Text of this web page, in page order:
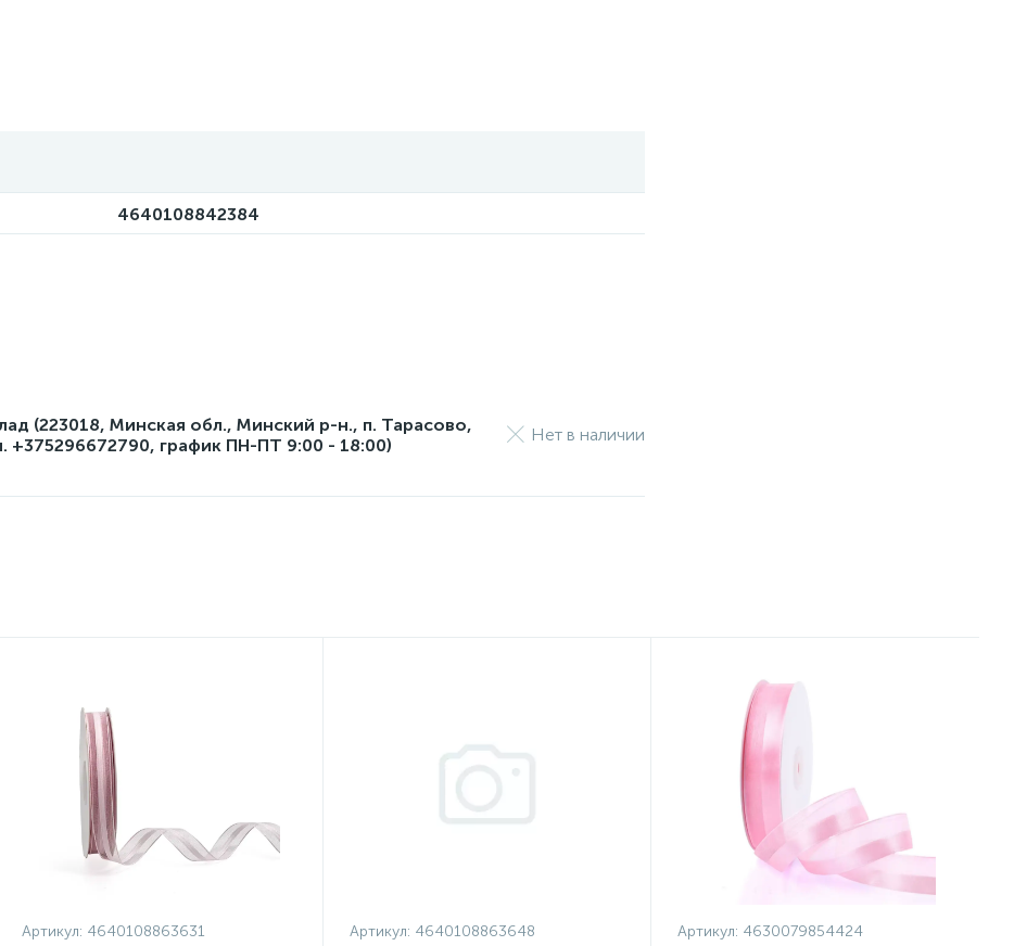
4640108842384
(223018, Минская обл., Минский р-н., п. Тарасово,
+375296672790, график ПН-ПТ 9:00 - 18:00)
Нет в наличии
Артикул: 4640108863631 Артикул: 4640108863648 Артикул: 4630079854424